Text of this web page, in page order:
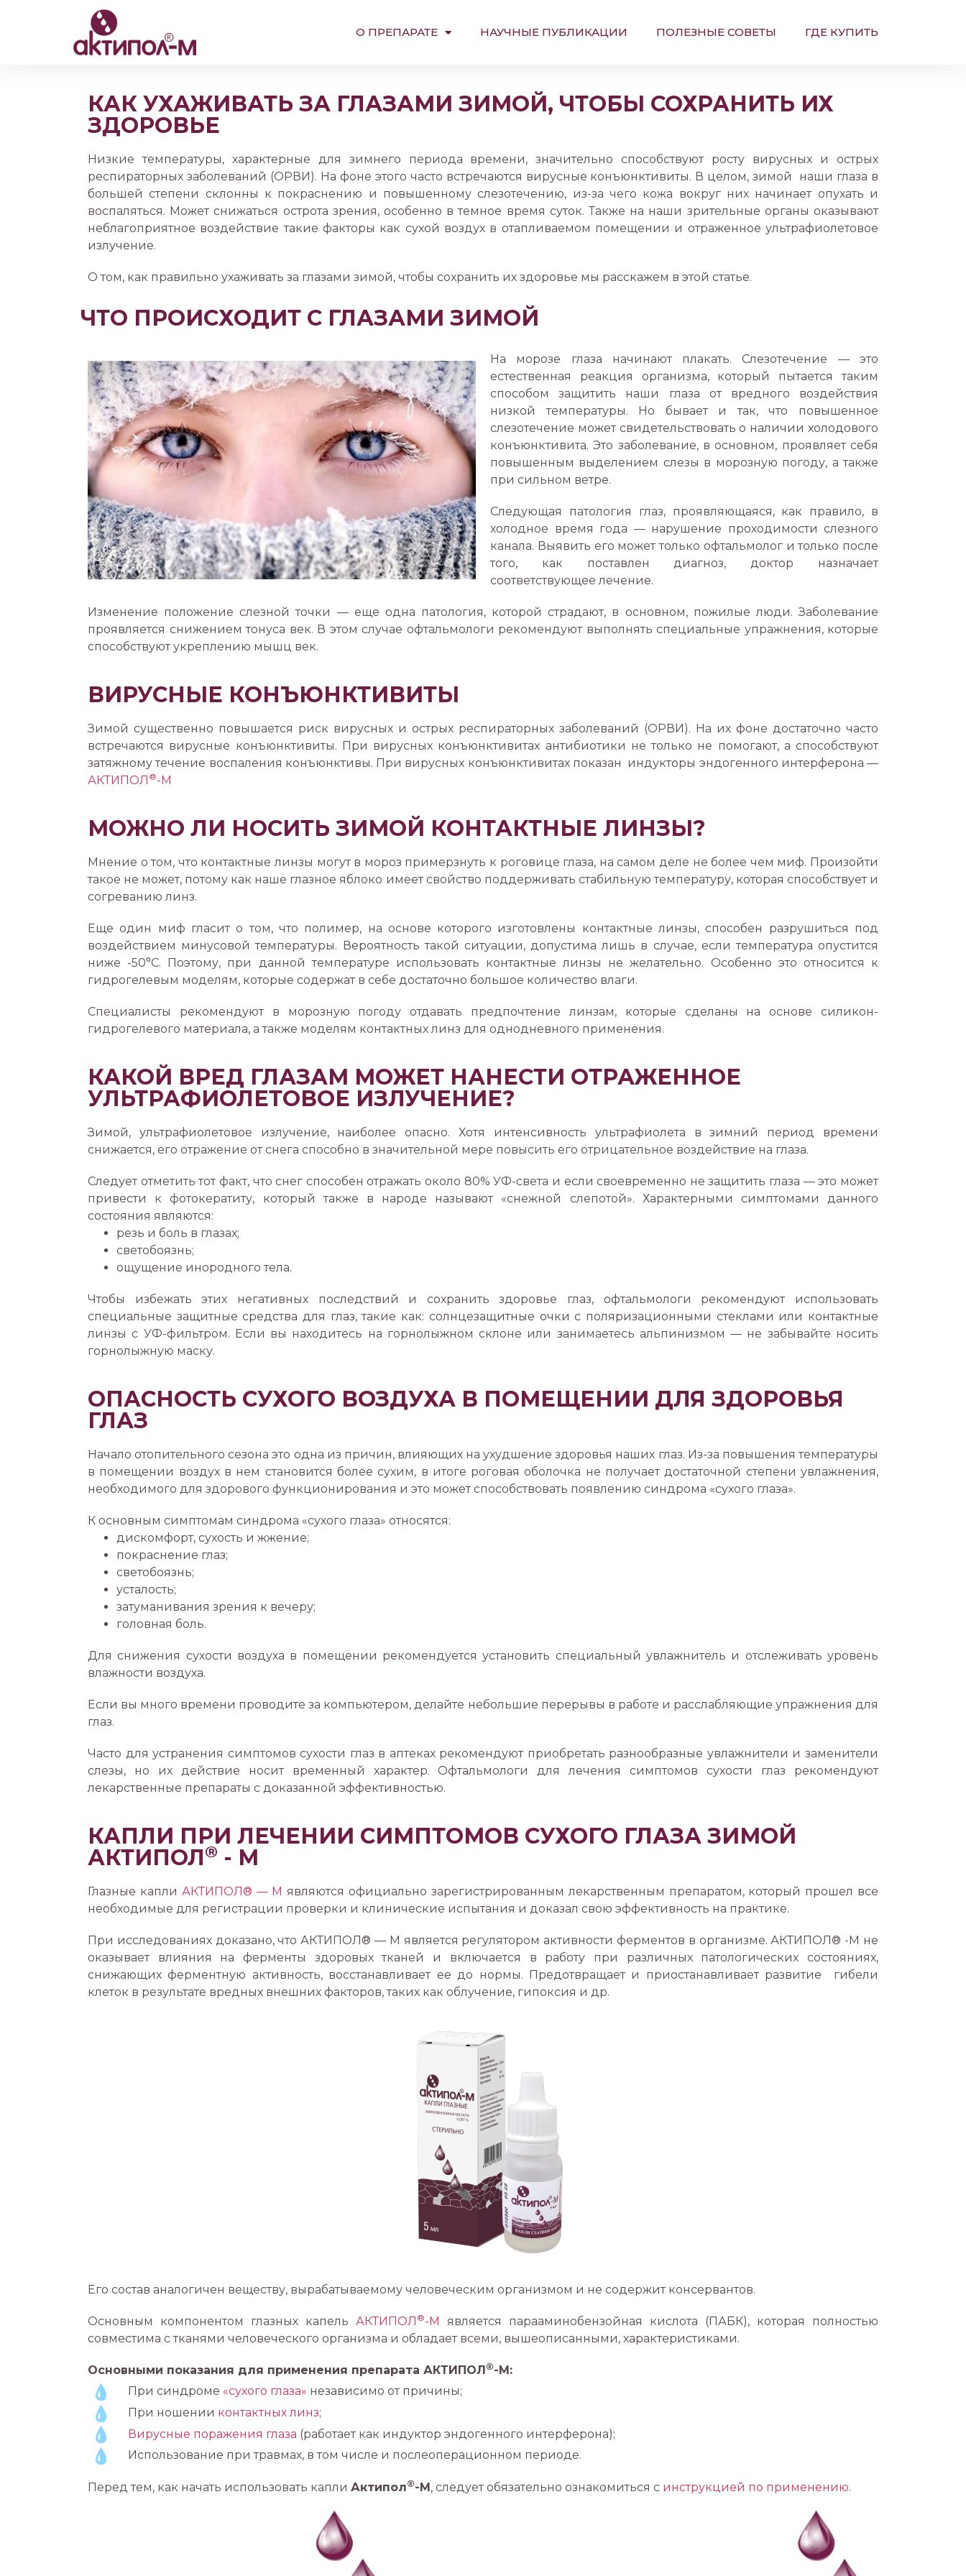
О ПРЕПАРАТЕ НАУЧНЫЕ ПУБЛИКАЦИИ ПОЛЕЗНЫЕ СОВЕТЫ ГДЕ КУПИТЬ
КАК УХАЖИВАТЬ ЗА ГЛАЗАМИ ЗИМОЙ, ЧТОБЫ СОХРАНИТЬ ИХ
ЗДОРОВЬЕ
Низкие температуры, характерные для зимнего периода времени, значительно способствуют росту вирусных и острых
респираторных заболеваний (ОРВИ). На фоне этого часто встречаются вирусные конъюнктивиты. В целом, зимой наши глаза в
большей степени склонны к покраснению и повышенному слезотечению, из-за чего кожа вокруг них начинает опухать и
воспаляться. Может снижаться острота зрения, особенно в темное время суток. Также на наши зрительные органы оказывают
неблагоприятное воздействие такие факторы как сухой воздух в отапливаемом помещении и отраженное ультрафиолетовое
излучение.
О том, как правильно ухаживать за глазами зимой, чтобы сохранить их здоровье мы расскажем в этой статье.
ЧТО ПРОИСХОДИТ С ГЛАЗАМИ ЗИМОЙ
На морозе глаза начинают плакать. Слезотечение — это
естественная реакция организма, который пытается таким
способом защитить наши глаза от вредного воздействия
низкой температуры. Но бывает и так, что повышенное
слезотечение может свидетельствовать о наличии холодового
конъюнктивита. Это заболевание, в основном, проявляет себя
повышенным выделением слезы в морозную погоду, а также
при сильном ветре.
Следующая патология глаз, проявляющаяся, как правило, в
холодное время года — нарушение проходимости слезного
канала. Выявить его может только офтальмолог и только после
того, как поставлен диагноз, доктор назначает
соответствующее лечение.
Изменение положение слезной точки — еще одна патология, которой страдают, в основном, пожилые люди. Заболевание
проявляется снижением тонуса век. В этом случае офтальмологи рекомендуют выполнять специальные упражнения, которые
способствуют укреплению мышц век.
ВИРУСНЫЕ КОНЪЮНКТИВИТЫ
Зимой существенно повышается риск вирусных и острых респираторных заболеваний (ОРВИ). На их фоне достаточно часто
встречаются вирусные конъюнктивиты. При вирусных конъюнктивитах антибиотики не только не помогают, а способствуют
затяжному течение воспаления конъюнктивы. При вирусных конъюнктивитах показан индукторы эндогенного интерферона —
АКТИПОЛ ®-М
МОЖНО ЛИ НОСИТЬ ЗИМОЙ КОНТАКТНЫЕ ЛИНЗЫ?
Мнение о том, что контактные линзы могут в мороз примерзнуть к роговице глаза, на самом деле не более чем миф. Произойти
такое не может, потому как наше глазное яблоко имеет свойство поддерживать стабильную температуру, которая способствует и
согреванию линз.
Еще один миф гласит о том, что полимер, на основе которого изготовлены контактные линзы, способен разрушиться под
воздействием минусовой температуры. Вероятность такой ситуации, допустима лишь в случае, если температура опустится
ниже -50°С. Поэтому, при данной температуре использовать контактные линзы не желательно. Особенно это относится к
гидрогелевым моделям, которые содержат в себе достаточно большое количество влаги.
Специалисты рекомендуют в морозную погоду отдавать предпочтение линзам, которые сделаны на основе силикон-
гидрогелевого материала, а также моделям контактных линз для однодневного применения.
КАКОЙ ВРЕД ГЛАЗАМ МОЖЕТ НАНЕСТИ ОТРАЖЕННОЕ
УЛЬТРАФИОЛЕТОВОЕ ИЗЛУЧЕНИЕ?
Зимой, ультрафиолетовое излучение, наиболее опасно. Хотя интенсивность ультрафиолета в зимний период времени
снижается, его отражение от снега способно в значительной мере повысить его отрицательное воздействие на глаза.
Следует отметить тот факт, что снег способен отражать около 80% УФ-света и если своевременно не защитить глаза — это может
привести к фотокератиту, который также в народе называют «снежной слепотой». Характерными симптомами данного
состояния являются:
резь и боль в глазах;
светобоязнь;
ощущение инородного тела.
Чтобы избежать этих негативных последствий и сохранить здоровье глаз, офтальмологи рекомендуют использовать
специальные защитные средства для глаз, такие как: солнцезащитные очки с поляризационными стеклами или контактные
линзы с УФ-фильтром. Если вы находитесь на горнолыжном склоне или занимаетесь альпинизмом — не забывайте носить
горнолыжную маску.
ОПАСНОСТЬ СУХОГО ВОЗДУХА В ПОМЕЩЕНИИ ДЛЯ ЗДОРОВЬЯ
ГЛАЗ
Начало отопительного сезона это одна из причин, влияющих на ухудшение здоровья наших глаз. Из-за повышения температуры
в помещении воздух в нем становится более сухим, в итоге роговая оболочка не получает достаточной степени увлажнения,
необходимого для здорового функционирования и это может способствовать появлению синдрома «сухого глаза».
К основным симптомам синдрома «сухого глаза» относятся:
дискомфорт, сухость и жжение;
покраснение глаз;
светобоязнь;
усталость;
затуманивания зрения к вечеру;
головная боль.
Для снижения сухости воздуха в помещении рекомендуется установить специальный увлажнитель и отслеживать уровень
влажности воздуха.
Если вы много времени проводите за компьютером, делайте небольшие перерывы в работе и расслабляющие упражнения для
глаз.
Часто для устранения симптомов сухости глаз в аптеках рекомендуют приобретать разнообразные увлажнители и заменители
слезы, но их действие носит временный характер. Офтальмологи для лечения симптомов сухости глаз рекомендуют
лекарственные препараты с доказанной эффективностью.
КАПЛИ ПРИ ЛЕЧЕНИИ СИМПТОМОВ СУХОГО ГЛАЗА ЗИМОЙ
АКТИПОЛ® - М
Глазные капли АКТИПОЛ® — М являются официально зарегистрированным лекарственным препаратом, который прошел все
необходимые для регистрации проверки и клинические испытания и доказал свою эффективность на практике.
При исследованиях доказано, что АКТИПОЛ® — М является регулятором активности ферментов в организме. АКТИПОЛ® -М не
оказывает влияния на ферменты здоровых тканей и включается в работу при различных патологических состояниях,
снижающих ферментную активность, восстанавливает ее до нормы. Предотвращает и приостанавливает развитие гибели
клеток в результате вредных внешних факторов, таких как облучение, гипоксия и др.
Его состав аналогичен веществу, вырабатываемому человеческим организмом и не содержит консервантов.
Основным компонентом глазных капель АКТИПОЛ ®-М
является парааминобензойная кислота (ПАБК), которая полностью
совместима с тканями человеческого организма и обладает всеми, вышеописанными, характеристиками.
Основными показания для применения препарата АКТИПОЛ®-М:
При синдроме «сухого глаза» независимо от причины;
При ношении контактных линз;
Вирусные поражения глаза (работает как индуктор эндогенного интерферона);
Использование при травмах, в том числе и послеоперационном периоде.
Перед тем, как начать использовать капли Актипол®-М , следует обязательно ознакомиться с инструкцией по применению.